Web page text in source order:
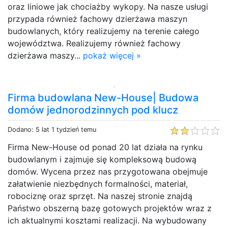
oraz liniowe jak chociażby wykopy. Na nasze usługi
przypada również fachowy dzierżawa maszyn
budowlanych, który realizujemy na terenie całego
województwa. Realizujemy również fachowy
dzierżawa maszy... pokaż więcej »
Firma budowlana New-House| Budowa
domów jednorodzinnych pod klucz
Dodano: 5 lat 1 tydzień temu
Firma New-House od ponad 20 lat działa na rynku
budowlanym i zajmuje się kompleksową budową
domów. Wycena przez nas przygotowana obejmuje
załatwienie niezbędnych formalności, materiał,
robociznę oraz sprzęt. Na naszej stronie znajdą
Państwo obszerną bazę gotowych projektów wraz z
ich aktualnymi kosztami realizacji. Na wybudowany